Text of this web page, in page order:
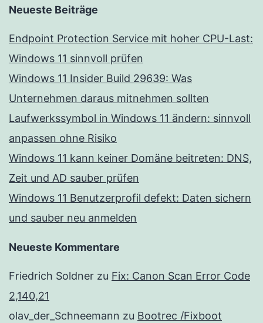
Neueste Beiträge
Endpoint Protection Service mit hoher CPU-Last:
Windows 11 sinnvoll prüfen
Windows 11 Insider Build 29639: Was
Unternehmen daraus mitnehmen sollten
Laufwerkssymbol in Windows 11 ändern: sinnvoll
anpassen ohne Risiko
Windows 11 kann keiner Domäne beitreten: DNS,
Zeit und AD sauber prüfen
Windows 11 Benutzerprofil defekt: Daten sichern
und sauber neu anmelden
Neueste Kommentare
Friedrich Soldner zu Fix: Canon Scan Error Code
2,140,21
olav_der_Schneemann zu Bootrec /Fixboot